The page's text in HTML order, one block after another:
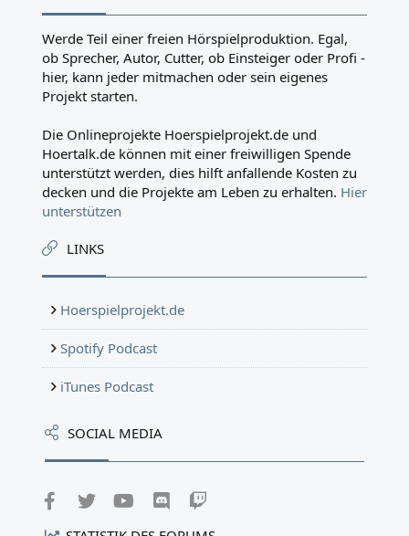
Werde Teil einer freien Hörspielproduktion. Egal,
ob Sprecher, Autor, Cutter, ob Einsteiger oder Profi -
hier, kann jeder mitmachen oder sein eigenes
Projekt starten.
Die Onlineprojekte Hoerspielprojekt.de und
Hoertalk.de können mit einer freiwilligen Spende
unterstützt werden, dies hilft anfallende Kosten zu
decken und die Projekte am Leben zu erhalten. Hier
unterstützen
LINKS
Hoerspielprojekt.de
Spotify Podcast
iTunes Podcast
SOCIAL MEDIA
FacebookTwitter youtubeDiscord